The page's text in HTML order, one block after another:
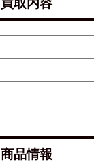
買取内容
商品情報